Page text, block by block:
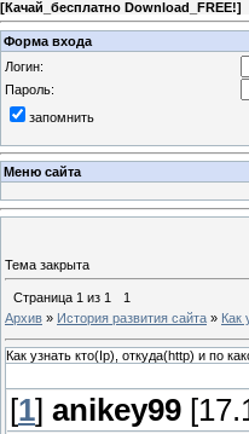
[Качай_бесплатно Download_FREE!]
Форма входа
Логин:
Пароль:
запомнить
Меню сайта
Тема закрыта
Страница 1 из 1
1
Архив » История развития сайта » Как
Как узнать кто(Ip), откуда(http) и по
[1] anikey99